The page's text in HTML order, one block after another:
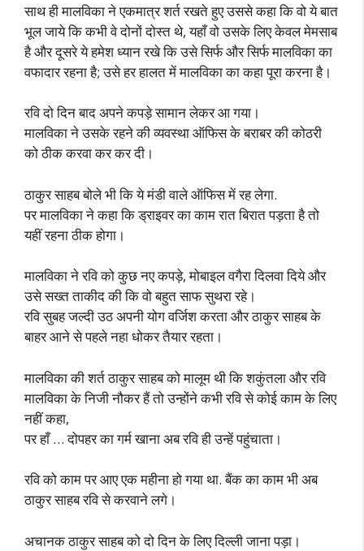
साथ ही मालविका ने एकमात्र शर्त रखते हुए उससे कहा कि वो ये बात
भूल जाये कि कभी वे दोनों दोस्त थे, यहाँ वो उसके लिए केवल मेमसाब
है और दूसरे ये हमेश ध्यान रखे कि उसे सिर्फ और सिर्फ मालविका का
वफादार रहना है; उसे हर हालत में मालविका का कहा पूरा करना है।
रवि दो दिन बाद अपने कपड़े सामान लेकर आ गया।
मालविका ने उसके रहने की व्यवस्था ऑफिस के बराबर की कोठरी
को ठीक करवा कर कर दी।
ठाकुर साहब बोले भी कि ये मंडी वाले ऑफिस में रह लेगा.
पर मालविका ने कहा कि ड्राइवर का काम रात बिरात पड़ता है तो
यहीं रहना ठीक होगा।
मालविका ने रवि को कुछ नए कपड़े, मोबाइल वगैरा दिलवा दिये और
उसे सख्त ताकीद की कि वो बहुत साफ सुथरा रहे।
रवि सुबह जल्दी उठ अपनी योग वर्जिश करता और ठाकुर साहब के
बाहर आने से पहले नहा धोकर तैयार रहता।
मालविका की शर्त ठाकुर साहब को मालूम थी कि शकुंतला और रवि
मालविका के निजी नौकर हैं तो उन्होंने कभी रवि से कोई काम के लिए
नहीं कहा,
पर हाँ … दोपहर का गर्म खाना अब रवि ही उन्हें पहुंचाता।
रवि को काम पर आए एक महीना हो गया था. बैंक का काम भी अब
ठाकुर साहब रवि से करवाने लगे।
अचानक ठाकुर साहब को दो दिन के लिए दिल्ली जाना पड़ा।